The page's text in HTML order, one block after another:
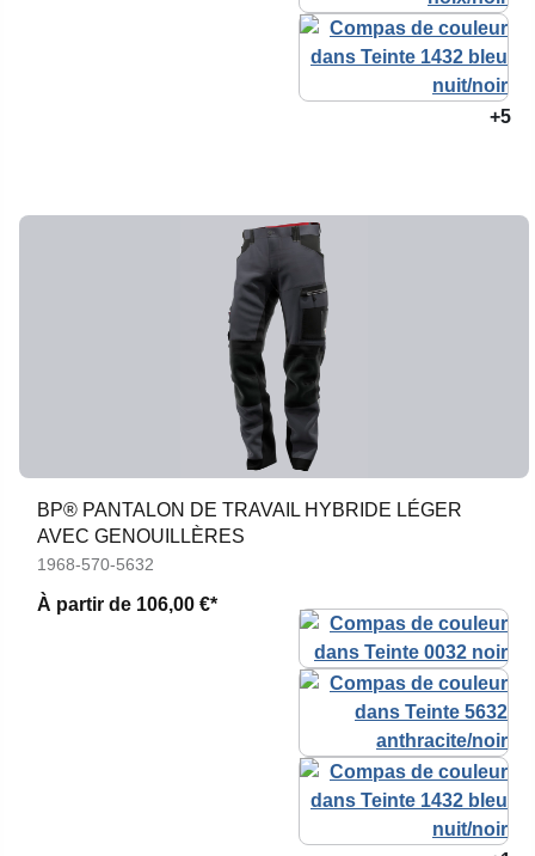
+5
BP® PANTALON DE TRAVAIL HYBRIDE LÉGER
AVEC GENOUILLÈRES
1968-570-5632
À partir de 106,00 €*